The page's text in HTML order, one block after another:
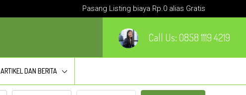
Pasang Listing biaya Rp.0 alias Gratis
Call Us: 0858 1119 4219
ARTIKEL DAN BERITA